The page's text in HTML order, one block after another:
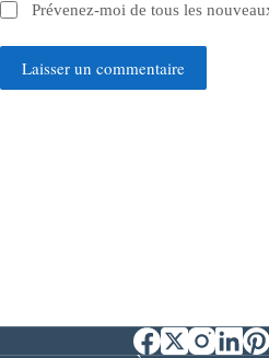
Prévenez-moi de tous les
Laisser un commentaire